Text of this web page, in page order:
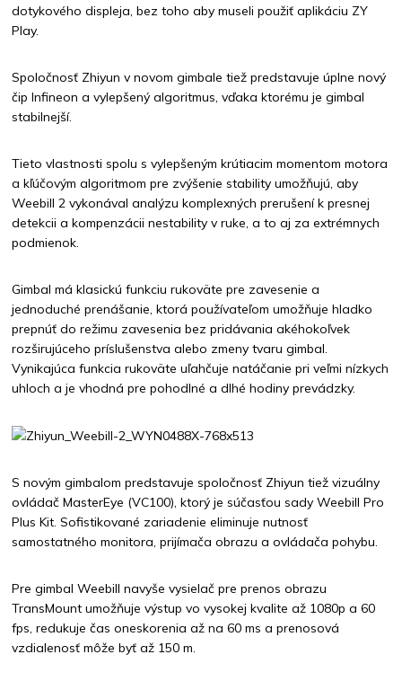
dotykového displeja, bez toho aby museli použiť aplikáciu ZY
Play.
Spoločnosť Zhiyun v novom gimbale tiež predstavuje úplne nový
čip Infineon a vylepšený algoritmus, vďaka ktorému je gimbal
stabilnejší.
Tieto vlastnosti spolu s vylepšeným krútiacim momentom motora
a kľúčovým algoritmom pre zvýšenie stability umožňujú, aby
Weebill 2 vykonával analýzu komplexných prerušení k presnej
detekcii a kompenzácii nestability v ruke, a to aj za extrémnych
podmienok.
Gimbal má klasickú funkciu rukoväte pre zavesenie a
jednoduché prenášanie, ktorá používateľom umožňuje hladko
prepnúť do režimu zavesenia bez pridávania akéhokoľvek
rozširujúceho príslušenstva alebo zmeny tvaru gimbal.
Vynikajúca funkcia rukoväte uľahčuje natáčanie pri veľmi nízkych
uhloch a je vhodná pre pohodlné a dlhé hodiny prevádzky.
S novým gimbalom predstavuje spoločnosť Zhiyun tiež vizuálny
ovládač MasterEye (VC100), ktorý je súčasťou sady Weebill Pro
Plus Kit. Sofistikované zariadenie eliminuje nutnosť
samostatného monitora, prijímača obrazu a ovládača pohybu.
Pre gimbal Weebill navyše vysielač pre prenos obrazu
TransMount umožňuje výstup vo vysokej kvalite až 1080p a 60
fps, redukuje čas oneskorenia až na 60 ms a prenosová
vzdialenosť môže byť až 150 m.